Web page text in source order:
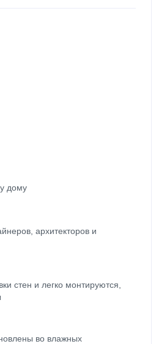
дому
архитекторов и
стен и легко монтируются,
во влажных